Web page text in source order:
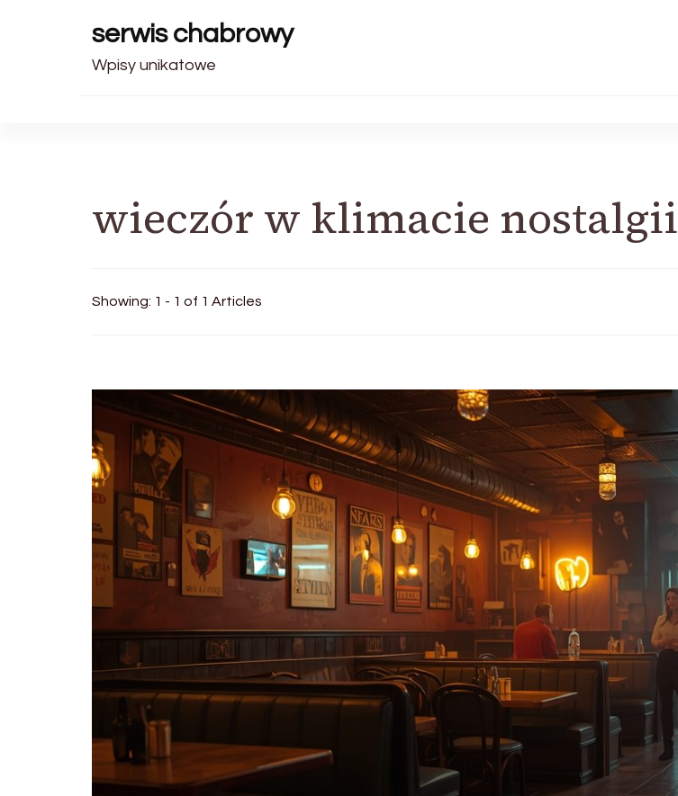
serwis chabrowy
Wpisy unikatowe
wieczór w klimacie nostalgii
Showing: 1 - 1 of 1 Articles